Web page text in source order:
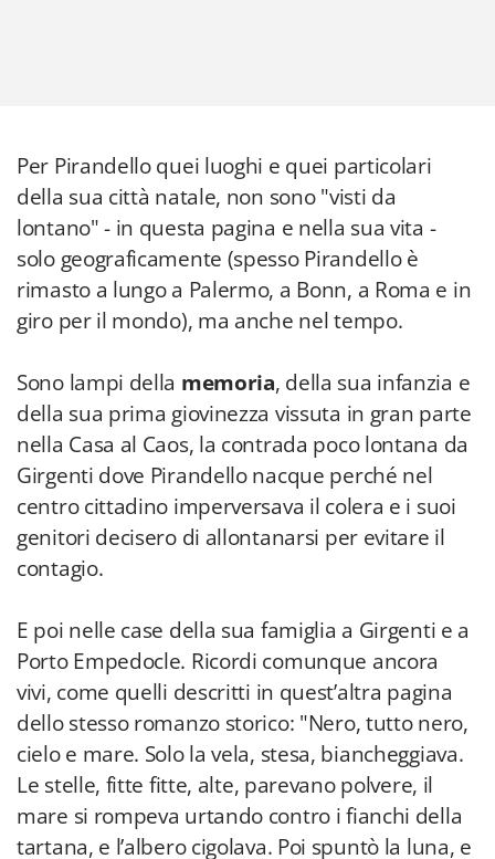
Per Pirandello quei luoghi e quei particolari
della sua città natale, non sono "visti da
lontano" - in questa pagina e nella sua vita -
solo geograficamente (spesso Pirandello è
rimasto a lungo a Palermo, a Bonn, a Roma e in
giro per il mondo), ma anche nel tempo.
Sono lampi della memoria, della sua infanzia e
della sua prima giovinezza vissuta in gran parte
nella Casa al Caos, la contrada poco lontana da
Girgenti dove Pirandello nacque perché nel
centro cittadino imperversava il colera e i suoi
genitori decisero di allontanarsi per evitare il
contagio.
E poi nelle case della sua famiglia a Girgenti e a
Porto Empedocle. Ricordi comunque ancora
vivi, come quelli descritti in quest’altra pagina
dello stesso romanzo storico: "Nero, tutto nero,
cielo e mare. Solo la vela, stesa, biancheggiava.
Le stelle, fitte fitte, alte, parevano polvere, il
mare si rompeva urtando contro i fianchi della
tartana, e l’albero cigolava. Poi spuntò la luna, e